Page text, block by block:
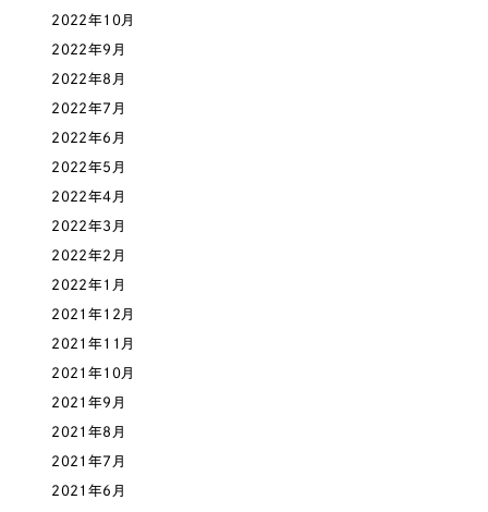
2022年10月
2022年9月
2022年8月
2022年7月
2022年6月
2022年5月
2022年4月
2022年3月
2022年2月
2022年1月
2021年12月
2021年11月
2021年10月
2021年9月
2021年8月
2021年7月
2021年6月